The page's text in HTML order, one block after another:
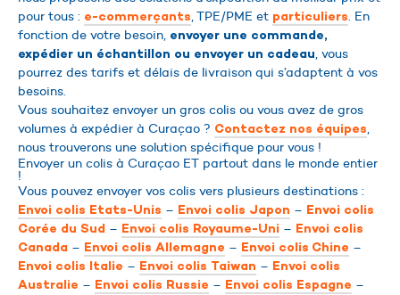
pour tous : e-commerçants, TPE/PME et particuliers. En
fonction de votre besoin, envoyer une commande,
expédier un échantillon ou envoyer un cadeau, vous
pourrez des tarifs et délais de livraison qui s’adaptent à vos
besoins.
Vous souhaitez envoyer un gros colis ou vous avez de gros
volumes à expédier à Curaçao ? Contactez nos équipes,
nous trouverons une solution spécifique pour vous !
Envoyer un colis à Curaçao ET partout dans le monde entier
!
Vous pouvez envoyer vos colis vers plusieurs destinations :
Envoi colis Etats-Unis – Envoi colis Japon – Envoi colis
Corée du Sud – Envoi colis Royaume-Uni – Envoi colis
Canada – Envoi colis Allemagne – Envoi colis Chine –
Envoi colis Italie – Envoi colis Taiwan – Envoi colis
Australie – Envoi colis Russie – Envoi colis Espagne –